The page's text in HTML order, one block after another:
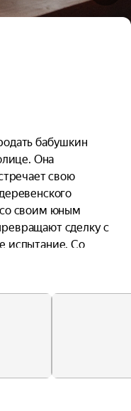
бабушкин
Она
свою
своим юным
сделку с
испытание. Со
что